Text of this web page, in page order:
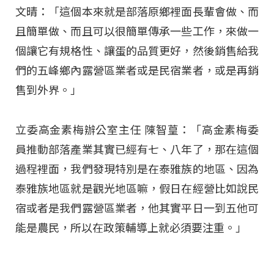
文晴：「這個本來就是部落原鄉裡面長輩會做、而
且簡單做、而且可以很簡單傳承一些工作，來做一
個讓它有規格性、讓蛋的品質更好，然後銷售給我
們的五峰鄉內露營區業者或是民宿業者，或是再銷
售到外界。」
立委高金素梅辦公室主任 陳智葟：「高金素梅委
員推動部落產業其實已經有七、八年了，那在這個
過程裡面，我們發現特別是在泰雅族的地區、因為
泰雅族地區就是觀光地區嘛，假日在經營比如說民
宿或者是我們露營區業者，他其實平日一到五他可
能是農民，所以在政策輔導上就必須要注重。」